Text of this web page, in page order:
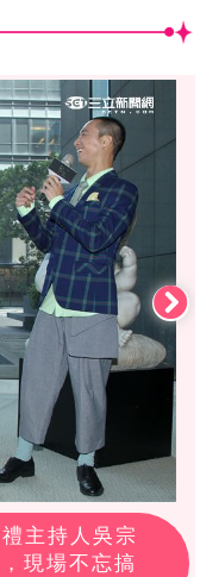
主持人吳宗
現場不忘搞